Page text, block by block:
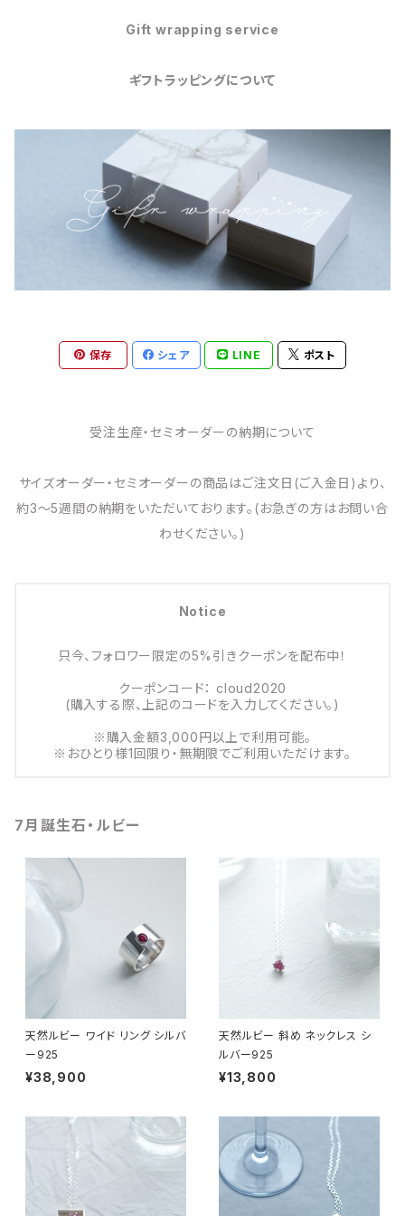
Gift wrapping service
ギフトラッピングについて
保存 シェア LINE ポスト
受注生産・セミオーダーの納期について
サイズオーダー・セミオーダーの商品はご注文日(ご入金日)より、
約3～5週間の納期をいただいております。(お急ぎの方はお問い合
わせください。)
Notice
只今、フォロワー限定の5%引きクーポンを配布中！
クーポンコード： cloud2020
(購入する際、上記のコードを入力してください。)
※購入金額3,000円以上で利用可能。
※おひとり様1回限り・無期限でご利用いただけます。
7月誕生石・ルビー
天然ルビー ワイド リング シルバ
ー925
¥38,900
天然ルビー 斜め ネックレス シ
ルバー925
¥13,800